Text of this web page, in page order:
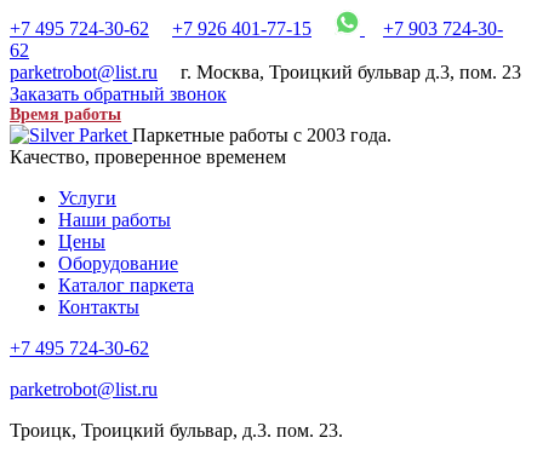
+7 495 724-30-62 +7 926 401-77-15
+7 903 724-30-
62
parketrobot@list.ru
г. Москва, Троицкий бульвар д.3, пом. 23
Заказать обратный звонок
Время работы
Паркетные работы с 2003 года.
Качество, проверенное временем
Услуги
Наши работы
Цены
Оборудование
Каталог паркета
Контакты
+7 495 724-30-62
parketrobot@list.ru
Троицк, Троицкий бульвар, д.3. пом. 23.